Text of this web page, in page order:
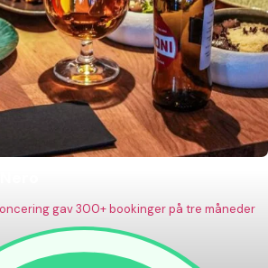
gav 300+ bookinger på tre måneder